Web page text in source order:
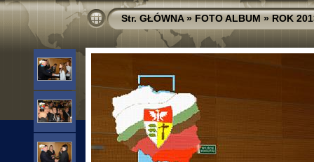
Str. GŁÓWNA»FOTO ALBUM»ROK